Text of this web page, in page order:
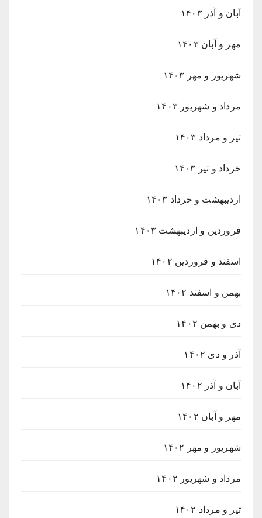
آبان و آذر ۱۴۰۳
مهر و آبان ۱۴۰۳
شهریور و مهر ۱۴۰۳
مرداد و شهریور ۱۴۰۳
تیر و مرداد ۱۴۰۳
خرداد و تیر ۱۴۰۳
اردیبهشت و خرداد ۱۴۰۳
فروردین و اردیبهشت ۱۴۰۳
اسفند و فروردین ۱۴۰۲
بهمن و اسفند ۱۴۰۲
دی و بهمن ۱۴۰۲
آذر و دی ۱۴۰۲
آبان و آذر ۱۴۰۲
مهر و آبان ۱۴۰۲
شهریور و مهر ۱۴۰۲
مرداد و شهریور ۱۴۰۲
تیر و مرداد ۱۴۰۲